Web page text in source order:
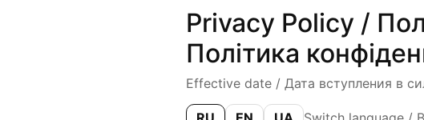
Privacy Policy /
Політика
Effective date / Дата вступления в